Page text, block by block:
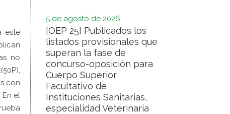
este
no
con
En el
5 de agosto de 2026
[OEP 25] Publicados los
listados provisionales que
superan la fase de
concurso-oposición para
Cuerpo Superior
Facultativo de
Instituciones Sanitarias,
especialidad Veterinaria